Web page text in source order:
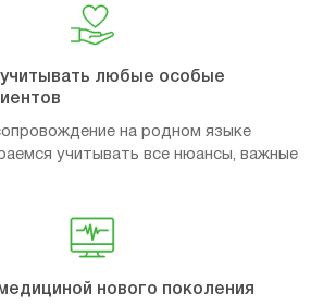
любые особые
на родном языке
учитывать все нюансы, важные
нового поколения